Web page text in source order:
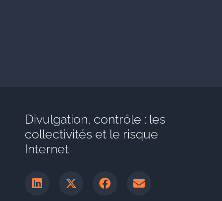
Divulgation, contrôle : les
collectivités et le risque
Internet